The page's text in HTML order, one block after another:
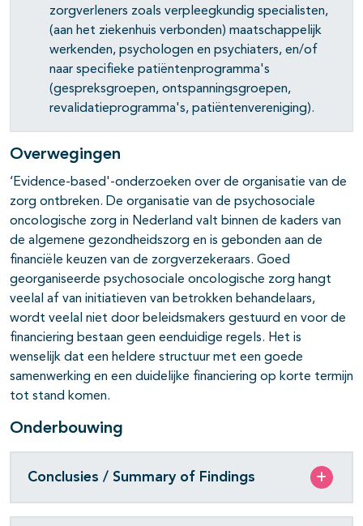
zorgverleners zoals verpleegkundig specialisten,
(aan het ziekenhuis verbonden) maatschappelijk
werkenden, psychologen en psychiaters, en/of
naar specifieke patiëntenprogramma's
(gespreksgroepen, ontspanningsgroepen,
revalidatieprogramma's, patiëntenvereniging).
Overwegingen
‘Evidence-based'-onderzoeken over de organisatie van de
zorg ontbreken. De organisatie van de psychosociale
oncologische zorg in Nederland valt binnen de kaders van
de algemene gezondheidszorg en is gebonden aan de
financiële keuzen van de zorgverzekeraars. Goed
georganiseerde psychosociale oncologische zorg hangt
veelal af van initiatieven van betrokken behandelaars,
wordt veelal niet door beleidsmakers gestuurd en voor de
financiering bestaan geen eenduidige regels. Het is
wenselijk dat een heldere structuur met een goede
samenwerking en een duidelijke financiering op korte termijn
tot stand komen.
Onderbouwing
Conclusies / Summary of Findings